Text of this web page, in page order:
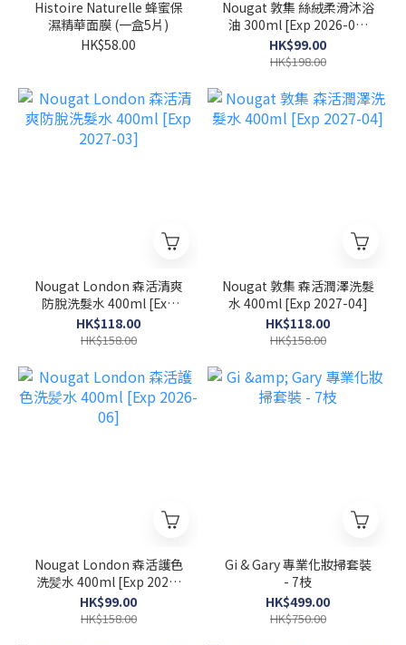
Histoire Naturelle 蜂蜜保
濕精華面膜 (一盒5片)
HK$58.00
Nougat 敦集 絲絨柔滑沐浴
油 300ml [Exp 2026-07-
30]
HK$99.00
HK$198.00
Nougat London 森活清爽
防脫洗髮水 400ml [Exp
2027-03]
HK$118.00
HK$158.00
Nougat 敦集 森活潤澤洗髮
水 400ml [Exp 2027-04]
HK$118.00
HK$158.00
Nougat London 森活護色
洗髪水 400ml [Exp 2026-
06]
HK$99.00
HK$158.00
Gi & Gary 專業化妝掃套裝
- 7枝
HK$499.00
HK$750.00